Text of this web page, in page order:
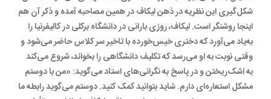
شکل‌گیری این نظریه در ذهن لیکاف در همین مصاحبه آمده و ذکر آن هم
اینجا روشنگر است. لیکاف، روزی بارانی در دانشگاه برکلی در کالیفرنیا را
به‌یاد می‌آورد که دختری خیس‌خورده با تاخیر سر کلاس حاضر می‌شود و
وقتی نوبت به او می‌رسد که تکلیف دانشگاهی را بخواند، شروع می‌کند
به اشک‌ریختن و در پاسخ به نگرانی‌های استاد می‌گوید: «من با دوستم
مشکل استعاره‌ای دارم. شاید بتوانید کمک کنید. دوستم می‌گوید رابطه ما